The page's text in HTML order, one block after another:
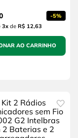
-5%
3xde R$ 12,63
AO CARRINHO